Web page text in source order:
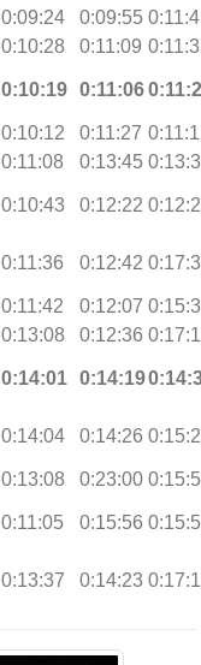
0:09:24 0:09:55
0:10:28 0:11:09
0:10:19 0:11:06
0:10:12 0:11:27
0:11:08 0:13:45
0:10:43 0:12:22
0:11:36 0:12:42
0:11:42 0:12:07
0:13:08 0:12:36
0:14:01 0:14:19
0:14:04 0:14:26
0:13:08 0:23:00
0:11:05 0:15:56
0:13:37 0:14:23